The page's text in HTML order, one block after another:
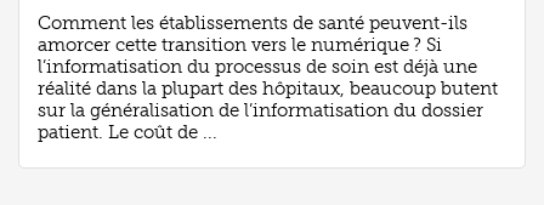
Comment les établissements de santé peuvent-ils
amorcer cette transition vers le numérique ? Si
l’informatisation du processus de soin est déjà une
réalité dans la plupart des hôpitaux, beaucoup butent
sur la généralisation de l’informatisation du dossier
patient. Le coût de ...